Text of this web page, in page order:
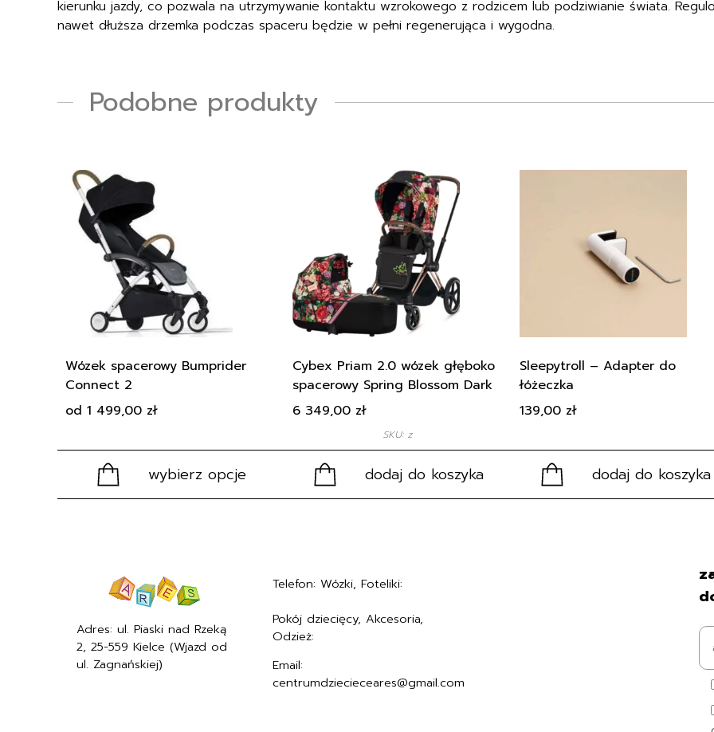
kierunku jazdy, co pozwala na utrzymywanie kontaktu wzrokowego z rodzicem lub podziwianie świata.
nawet dłuższa drzemka podczas spaceru będzie w pełni regenerująca i wygodna.
Podobne produkty
Wózek spacerowy Bumprider
Connect 2
od 1 499,00 zł
wybierz opcje
produkt
wiele
wariantów.
stronie
Cybex Priam 2.0 wózek głęboko
spacerowy Spring Blossom Dark
SKU: z
6 349,00 zł
dodaj do koszyka
Sleepytroll – Adapter do
łóżeczka
139,00 zł
dodaj do koszyka
Adres: ul. Piaski nad Rzeką
2, 25-559 Kielce (Wjazd od
ul. Zagnańskiej)
Telefon: Wózki, Foteliki:
Pokój dziecięcy, Akcesoria,
Odzież:
Email:
centrumdziecieceares@gmail.com